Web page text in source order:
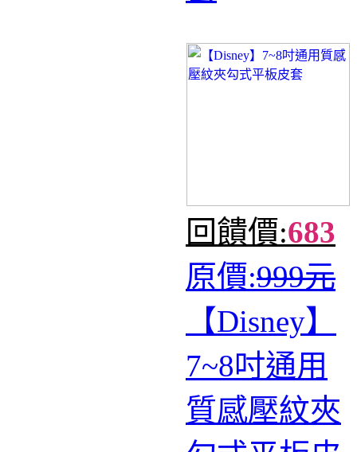
回饋價:683
原價:999元
【Disney】
7~8吋通用
質感壓紋夾